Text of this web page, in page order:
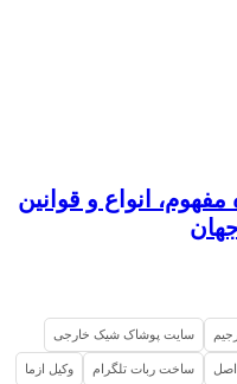
درباره مفهوم، انواع و قوانین
سایت پوشاک شیک خارجی
ساخت ربات تلگرام وکیل ازما